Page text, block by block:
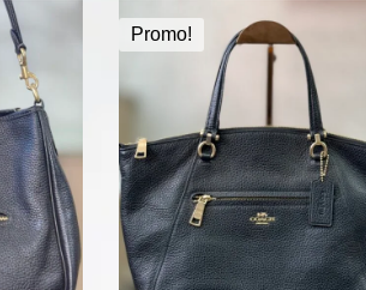
Promo!